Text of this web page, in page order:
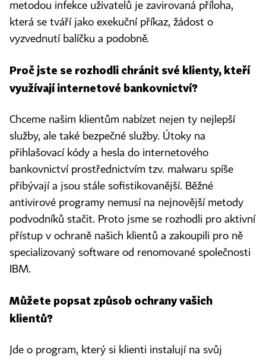
metodou infekce uživatelů je zavirovaná příloha,
která se tváří jako exekuční příkaz, žádost o
vyzvednutí balíčku a podobně.
Proč jste se rozhodli chránit své klienty, kteří
využívají internetové bankovnictví?
Chceme našim klientům nabízet nejen ty nejlepší
služby, ale také bezpečné služby. Útoky na
přihlašovací kódy a hesla do internetového
bankovnictví prostřednictvím tzv. malwaru spíše
přibývají a jsou stále sofistikovanější. Běžné
antivirové programy nemusí na nejnovější metody
podvodníků stačit. Proto jsme se rozhodli pro aktivní
přístup v ochraně našich klientů a zakoupili pro ně
specializovaný software od renomované společnosti
IBM.
Můžete popsat způsob ochrany vašich
klientů?
Jde o program, který si klienti instalují na svůj